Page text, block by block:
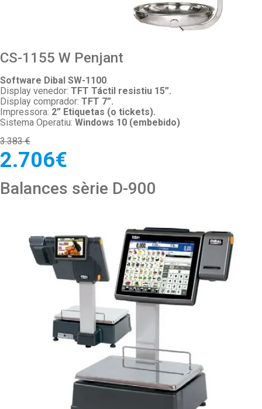
CS-1155 W Penjant
Software Dibal SW-1100
Display venedor: TFT Táctil resistiu 15”.
Display comprador: TFT 7”.
Impressora: 2” Etiquetas (o tickets).
Sistema Operatiu: Windows 10 (embebido)
3.383 €
2.706€
Balances sèrie D-900